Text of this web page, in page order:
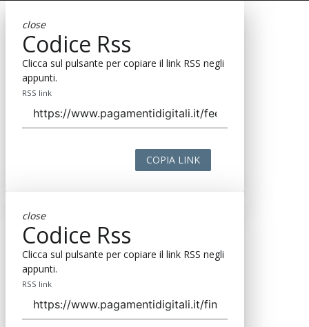
close
Codice Rss
Clicca sul pulsante per copiare il link RSS negli
appunti.
RSS link
COPIA LINK
close
Codice Rss
Clicca sul pulsante per copiare il link RSS negli
appunti.
RSS link